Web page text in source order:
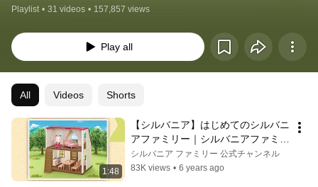
Playlist • 31 videos • 157,857 views
Play all
All Videos Shorts
1:48
【シルバニア】はじめてのシルバニ
アファミリー｜シルバニアファミリ
ー商品紹介〈公式〉
シルバニア ファミリー 公式チャンネル
83K views • 6 years ago